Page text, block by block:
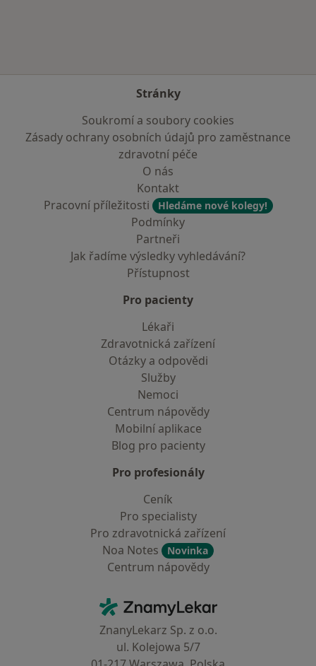
Stránky
Soukromí a soubory cookies
Zásady ochrany osobních údajů pro zaměstnance
zdravotní péče
O nás
Kontakt
Pracovní příležitosti
Hledáme nové kolegy!
Podmínky
Partneři
Jak řadíme výsledky vyhledávání?
Přístupnost
Pro pacienty
Lékaři
Zdravotnická zařízení
Otázky a odpovědi
Služby
Nemoci
Centrum nápovědy
Mobilní aplikace
Blog pro pacienty
Pro profesionály
Ceník
Pro specialisty
Pro zdravotnická zařízení
Noa Notes
Novinka
Centrum nápovědy
ZnamyLekar - Hlavní stránka
ZnanyLekarz Sp. z o.o.
ul. Kolejowa 5/7